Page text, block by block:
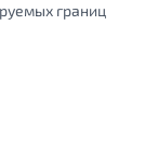
границ